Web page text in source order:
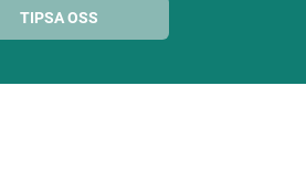
TIPSA OSS